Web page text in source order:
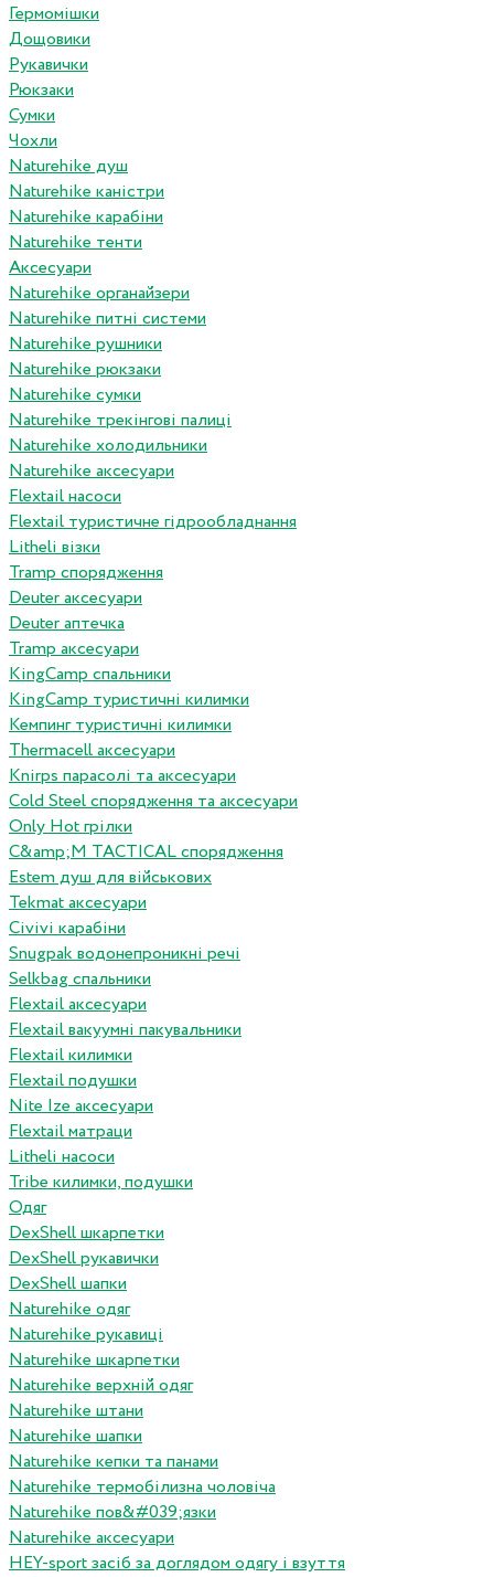
Гермомішки
Дощовики
Рукавички
Рюкзаки
Сумки
Чохли
Naturehike душ
Naturehike каністри
Naturehike карабіни
Naturehike тенти
Аксесуари
Naturehike органайзери
Naturehike питні системи
Naturehike рушники
Naturehike рюкзаки
Naturehike сумки
Naturehike трекінгові палиці
Naturehike холодильники
Naturehike аксесуари
Flextail насоси
Flextail туристичне гідрообладнання
Litheli візки
Tramp спорядження
Deuter аксесуари
Deuter аптечка
Tramp аксесуари
KingCamp спальники
KingCamp туристичні килимки
Кемпинг туристичні килимки
Thermacell аксесуари
Knirps парасолі та аксесуари
Cold Steel спорядження та аксесуари
Only Hot грілки
C&amp;M TACTICAL спорядження
Estem душ для військових
Tekmat аксесуари
Сivivi карабіни
Snugpak водонепроникні речі
Selkbag спальники
Flextail аксесуари
Flextail вакуумні пакувальники
Flextail килимки
Flextail подушки
Nite Ize аксесуари
Flextail матраци
Litheli насоси
Tribe килимки, подушки
Одяг
DexShell шкарпетки
DexShell рукавички
DexShell шапки
Naturehike одяг
Naturehike рукавиці
Naturehike шкарпетки
Naturehike верхній одяг
Naturehike штани
Naturehike шапки
Naturehike кепки та панами
Naturehike термобілизна чоловіча
Naturehike пов&#039;язки
Naturehike аксесуари
HEY-sport засіб за доглядом одягу і взуття